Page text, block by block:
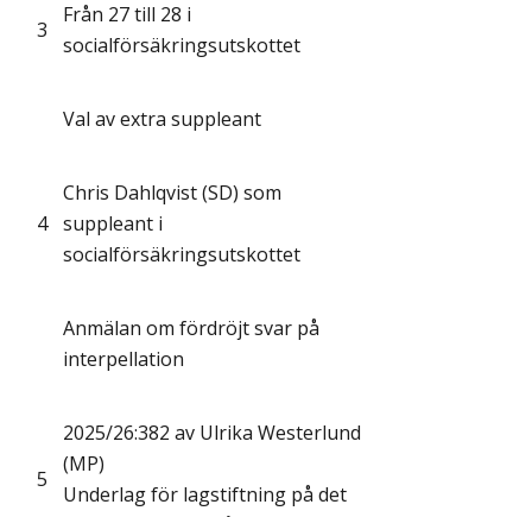
3
Från 27 till 28 i
socialförsäkringsutskottet
Val av extra suppleant
4
Chris Dahlqvist (SD) som
suppleant i
socialförsäkringsutskottet
Anmälan om fördröjt svar på
interpellation
5
2025/26:382 av Ulrika Westerlund
(MP)
Underlag för lagstiftning på det